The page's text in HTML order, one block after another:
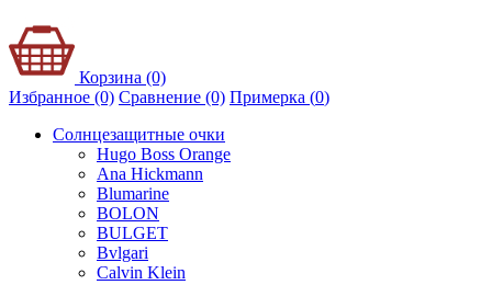
Корзина (0)
Избранное (0) Сравнение (0) Примерка (0)
Солнцезащитные очки
Hugo Boss Orange
Ana Hickmann
Blumarine
BOLON
BULGET
Bvlgari
Calvin Klein